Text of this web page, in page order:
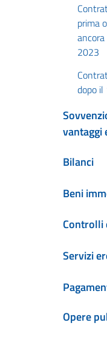
prima
2023
dopo
vantaggi
Bilanci
Beni
Controlli
Servizi
Opere